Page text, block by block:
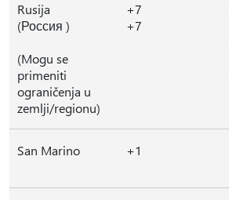
Rusija
(Россия )
(Mogu se
primeniti
ograničenja u
zemlji/regionu)
+7
+7
San Marino +1